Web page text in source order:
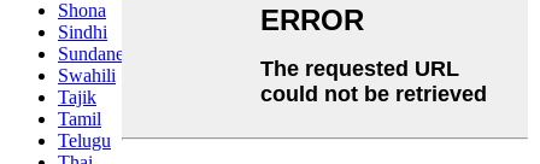
Shona
Sindhi
Sundanese
Swahili
Tajik
Tamil
Telugu